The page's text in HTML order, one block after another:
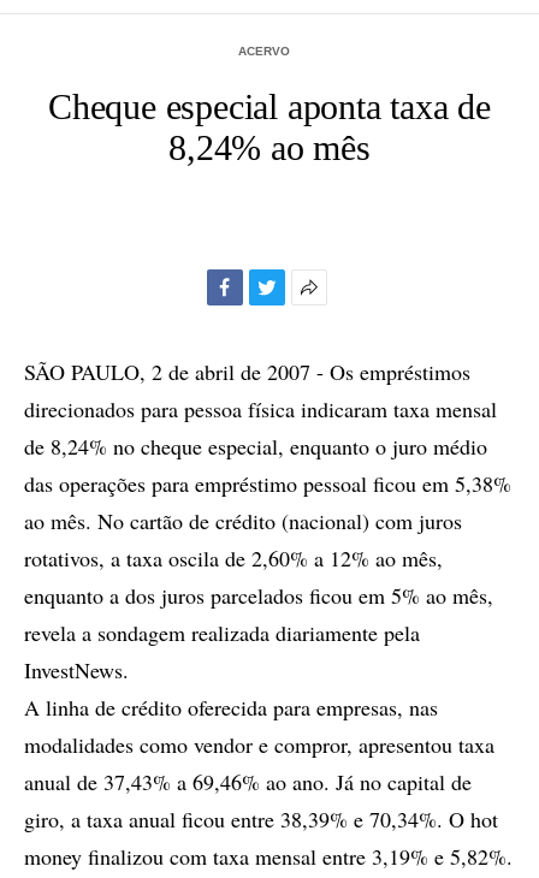
ACERVO
Cheque especial aponta taxa de
8,24% ao mês
compartilhamento
SÃO PAULO, 2 de abril de 2007 - Os empréstimos
direcionados para pessoa física indicaram taxa mensal
de 8,24% no cheque especial, enquanto o juro médio
das operações para empréstimo pessoal ficou em 5,38%
ao mês. No cartão de crédito (nacional) com juros
rotativos, a taxa oscila de 2,60% a 12% ao mês,
enquanto a dos juros parcelados ficou em 5% ao mês,
revela a sondagem realizada diariamente pela
InvestNews.
A linha de crédito oferecida para empresas, nas
modalidades como vendor e compror, apresentou taxa
anual de 37,43% a 69,46% ao ano. Já no capital de
giro, a taxa anual ficou entre 38,39% e 70,34%. O hot
money finalizou com taxa mensal entre 3,19% e 5,82%.